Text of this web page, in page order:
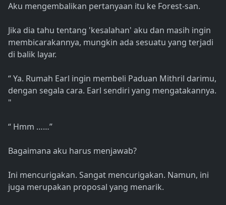
Aku mengembalikan pertanyaan itu ke Forest-san.
Jika dia tahu tentang 'kesalahan' aku dan masih ingin
membicarakannya, mungkin ada sesuatu yang terjadi
di balik layar.
“ Ya. Rumah Earl ingin membeli Paduan Mithril darimu,
dengan segala cara. Earl sendiri yang mengatakannya.
"
“ Hmm ……”
Bagaimana aku harus menjawab?
Ini mencurigakan. Sangat mencurigakan. Namun, ini
juga merupakan proposal yang menarik.